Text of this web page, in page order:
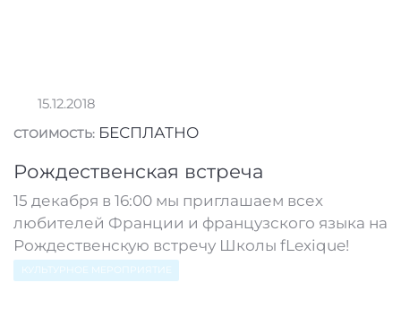
15.12.2018
СТОИМОСТЬ: БЕСПЛАТНО
Рождественская встреча
15 декабря в 16:00 мы приглашаем всех
любителей Франции и французского языка на
Рождественскую встречу Школы fLexique!
КУЛЬТУРНОЕ МЕРОПРИЯТИЕ